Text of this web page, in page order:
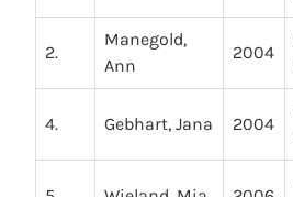
2.
Manegold,
Ann
2004
4. Gebhart, Jana 2004